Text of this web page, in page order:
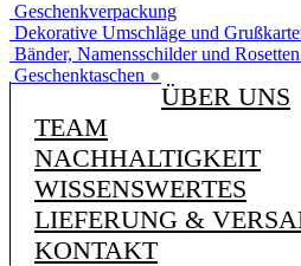
Geschenkverpackung
Dekorative Umschläge und
Bänder, Namensschilder und Rosetten
Geschenktaschen ●
ÜBER UNS
TEAM
NACHHALTIGKEIT
WISSENSWERTES
LIEFERUNG &
KONTAKT